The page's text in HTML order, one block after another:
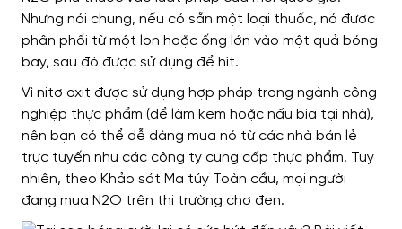
Nhưng nói chung, nếu có sẵn một loại thuốc, nó được
phân phối từ một lon hoặc ống lớn vào một quả bóng
bay, sau đó được sử dụng để hít.
Vì nitơ oxit được sử dụng hợp pháp trong ngành công
nghiệp thực phẩm (để làm kem hoặc nấu bia tại nhà),
nên bạn có thể dễ dàng mua nó từ các nhà bán lẻ
trực tuyến như các công ty cung cấp thực phẩm. Tuy
nhiên, theo Khảo sát Ma túy Toàn cầu, mọi người
đang mua N2O trên thị trường chợ đen.